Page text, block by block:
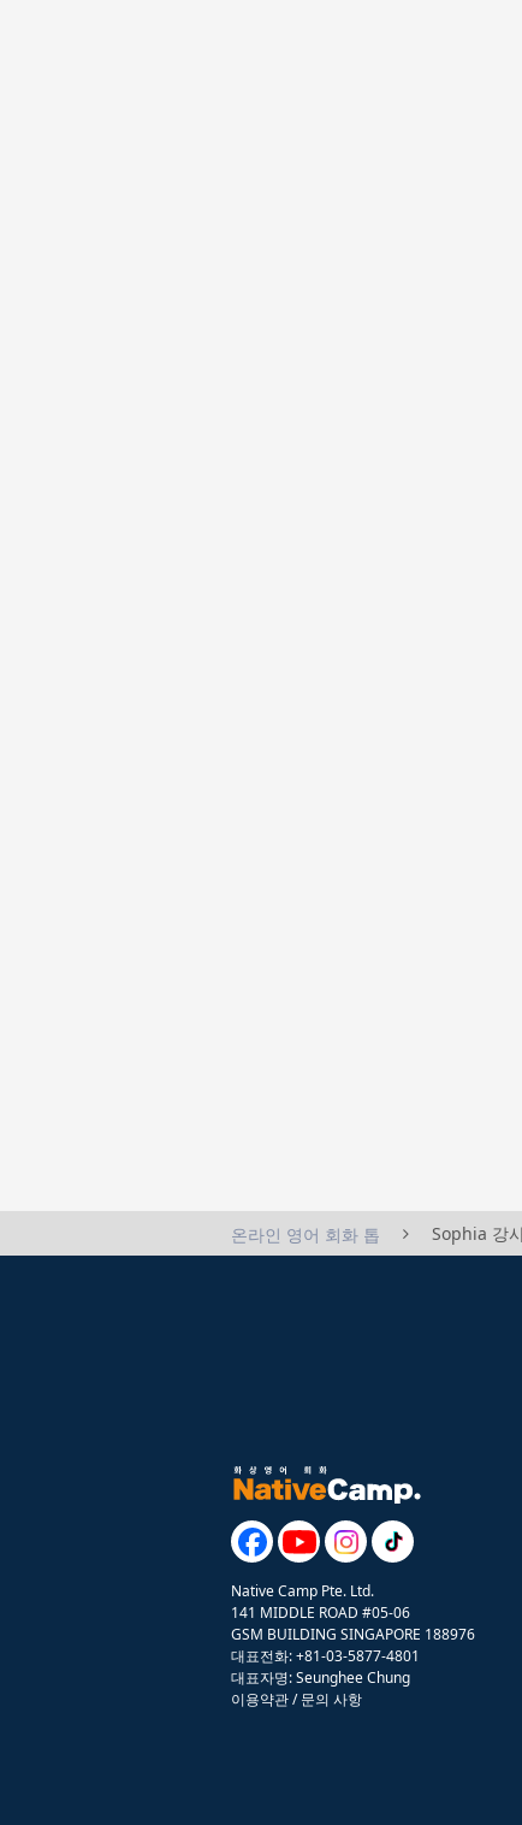
온라인 영어 회화 톱 Sophia 강
Native Camp Pte. Ltd.
141 MIDDLE ROAD #05-06
GSM BUILDING SINGAPORE 188976
대표전화: +81-03-5877-4801
대표자명: Seunghee Chung
이용약관/문의 사항